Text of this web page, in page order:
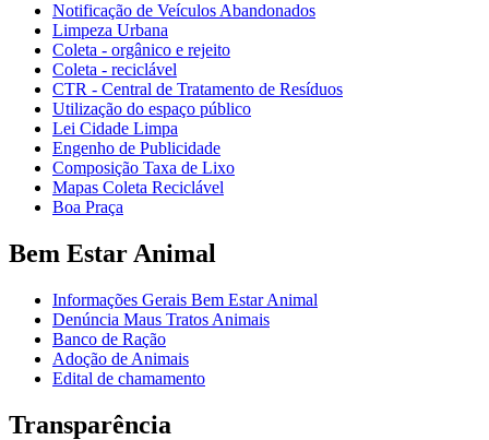
Notificação de Veículos Abandonados
Limpeza Urbana
Coleta - orgânico e rejeito
Coleta - reciclável
CTR - Central de Tratamento de Resíduos
Utilização do espaço público
Lei Cidade Limpa
Engenho de Publicidade
Composição Taxa de Lixo
Mapas Coleta Reciclável
Boa Praça
Bem Estar Animal
Informações Gerais Bem Estar Animal
Denúncia Maus Tratos Animais
Banco de Ração
Adoção de Animais
Edital de chamamento
Transparência